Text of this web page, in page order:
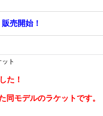
売開始！
ト
た！
同モデルのラケットです。